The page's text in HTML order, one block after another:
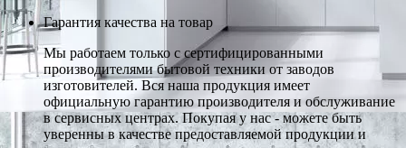
Гарантия качества на товар
Мы работаем только с сертифицированными
производителями бытовой техники от заводов
изготовителей. Вся наша продукция имеет
официальную гарантию производителя и обслуживание
в сервисных центрах. Покупая у нас - можете быть
уверенны в качестве предоставляемой продукции и